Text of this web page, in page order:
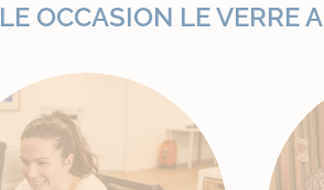
OCCASION LE VERRE